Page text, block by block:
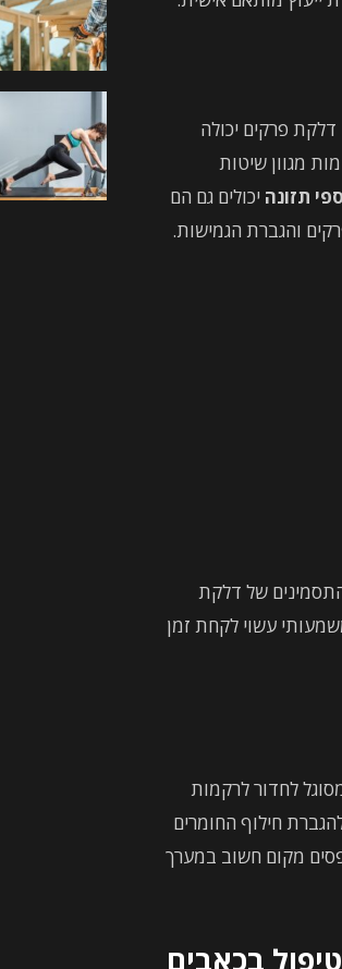
פרקים יכולה
מגוון שיטות
תזונה יכולים גם הם
והגברת הגמישות.
של דלקת
עשוי לקחת זמן
לחדור לרקמות
חילוף החומרים
מקום חשוב במערך
בכאבים